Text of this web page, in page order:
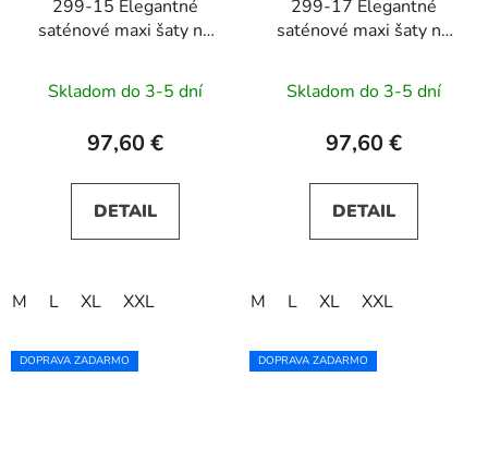
299-15 Elegantné
saténové maxi šaty na
béžové s trblietkami
Skladom do 3-5 dní
97,60 €
DETAIL
M L XL XXL
299-17 Elegantné
saténové maxi šaty na
modré s trblietkami
Skladom do 3-5 dní
97,60 €
DETAIL
M L XL XXL
DOPRAVA ZADARMO DOPRAVA ZADARMO